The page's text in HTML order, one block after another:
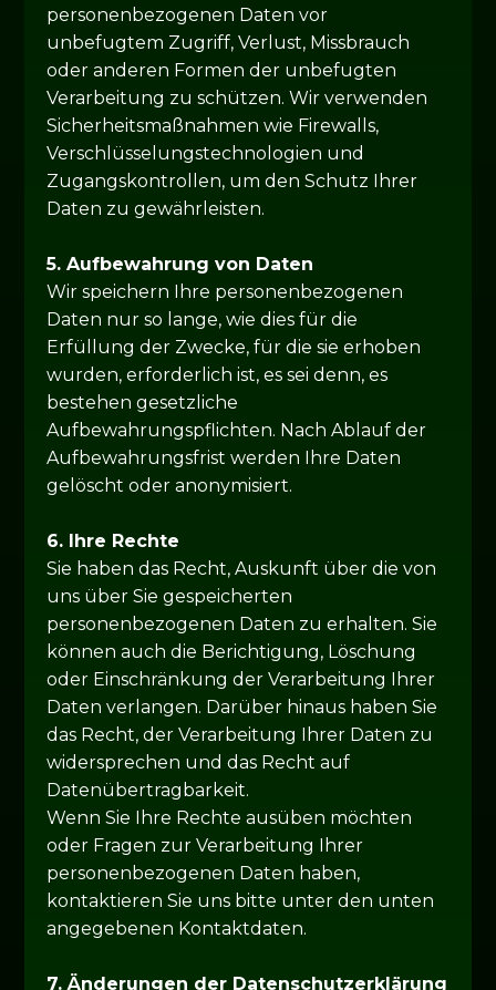
personenbezogenen Daten vor
unbefugtem Zugriff, Verlust, Missbrauch
oder anderen Formen der unbefugten
Verarbeitung zu schützen. Wir verwenden
Sicherheitsmaßnahmen wie Firewalls,
Verschlüsselungstechnologien und
Zugangskontrollen, um den Schutz Ihrer
Daten zu gewährleisten.
5. Aufbewahrung von Daten
Wir speichern Ihre personenbezogenen
Daten nur so lange, wie dies für die
Erfüllung der Zwecke, für die sie erhoben
wurden, erforderlich ist, es sei denn, es
bestehen gesetzliche
Aufbewahrungspflichten. Nach Ablauf der
Aufbewahrungsfrist werden Ihre Daten
gelöscht oder anonymisiert.
6. Ihre Rechte
Sie haben das Recht, Auskunft über die von
uns über Sie gespeicherten
personenbezogenen Daten zu erhalten. Sie
können auch die Berichtigung, Löschung
oder Einschränkung der Verarbeitung Ihrer
Daten verlangen. Darüber hinaus haben Sie
das Recht, der Verarbeitung Ihrer Daten zu
widersprechen und das Recht auf
Datenübertragbarkeit.
Wenn Sie Ihre Rechte ausüben möchten
oder Fragen zur Verarbeitung Ihrer
personenbezogenen Daten haben,
kontaktieren Sie uns bitte unter den unten
angegebenen Kontaktdaten.
7. Änderungen der Datenschutzerklärung